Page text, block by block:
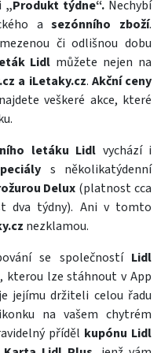
„Produkt týdne“. Nechybí
asezónního zboží.
či odlišnou dobu
Lidl můžete nejen na
a iLetaky.cz. Akční ceny
veškeré akce, které
letáku Lidl vychází i
s několikatýdenní
Delux (platnost cca
dva týdny). Ani v tomto
nezklamou.
se společností Lidl
, kterou lze stáhnout v App
jejímu držiteli celou řadu
na vašem chytrém
příděl kupónu Lidl